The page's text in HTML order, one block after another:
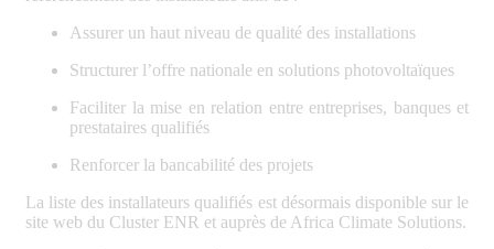
Assurer un haut niveau de qualité des installations
Structurer l’offre nationale en solutions photovoltaïques
Faciliter la mise en relation entre entreprises, banques et
prestataires qualifiés
Renforcer la bancabilité des projets
La liste des installateurs qualifiés est désormais disponible sur le
site web du Cluster ENR et auprès de Africa Climate Solutions.